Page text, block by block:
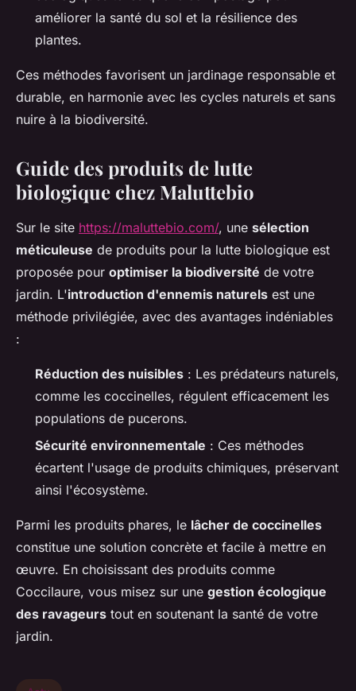
améliorer la santé du sol et la résilience des
plantes.
Ces méthodes favorisent un jardinage responsable et
durable, en harmonie avec les cycles naturels et sans
nuire à la biodiversité.
Guide des produits de lutte
biologique chez Maluttebio
Sur le site https://maluttebio.com/, une sélection
méticuleuse de produits pour la lutte biologique est
proposée pour optimiser la biodiversité de votre
jardin. L'introduction d'ennemis naturels est une
méthode privilégiée, avec des avantages indéniables
:
Réduction des nuisibles : Les prédateurs naturels,
comme les coccinelles, régulent efficacement les
populations de pucerons.
Sécurité environnementale : Ces méthodes
écartent l'usage de produits chimiques, préservant
ainsi l'écosystème.
Parmi les produits phares, le lâcher de coccinelles
constitue une solution concrète et facile à mettre en
œuvre. En choisissant des produits comme
Coccilaure, vous misez sur une gestion écologique
des ravageurs tout en soutenant la santé de votre
jardin.